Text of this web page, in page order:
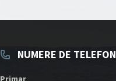
NUMERE DE TELEFON
Primar